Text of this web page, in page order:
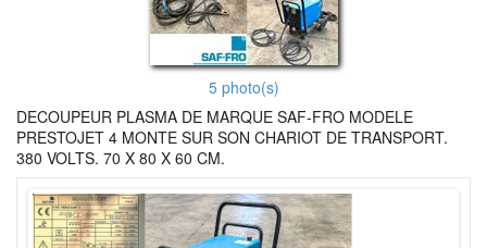
5 photo(s)
DECOUPEUR PLASMA DE MARQUE SAF-FRO MODELE
PRESTOJET 4 MONTE SUR SON CHARIOT DE TRANSPORT.
380 VOLTS. 70 X 80 X 60 CM.